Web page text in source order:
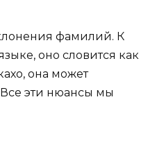
фамилий. К
оно словится как
она может
Все эти нюансы мы